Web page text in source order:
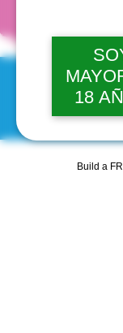
18
Build a
© 2025 by Scantastic.